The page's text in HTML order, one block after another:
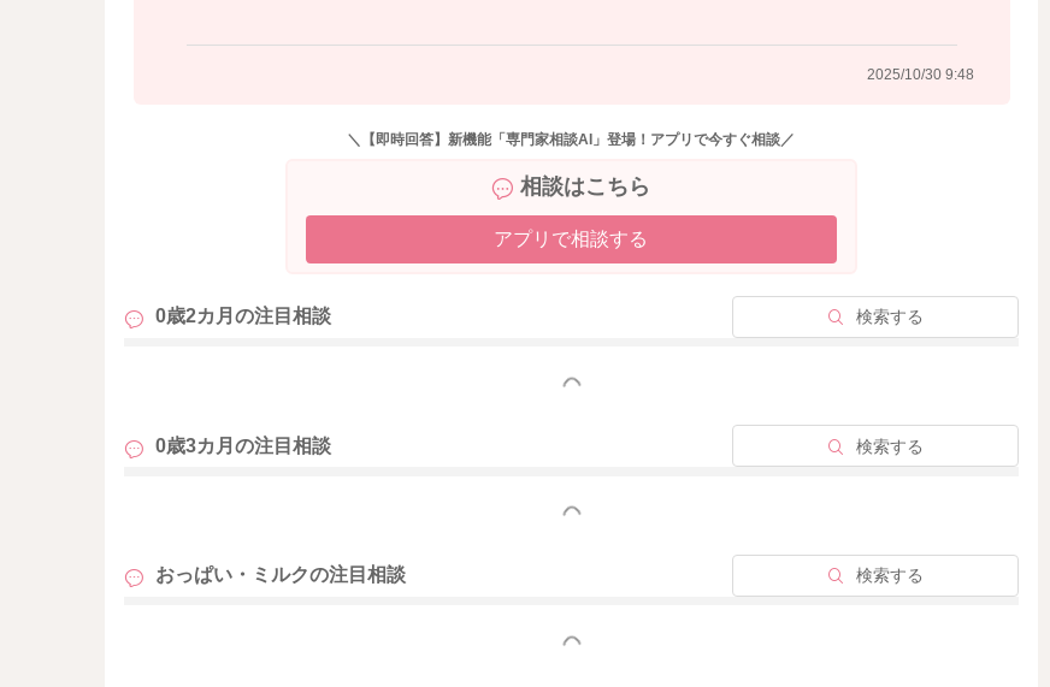
2025/10/30 9:48
＼【即時回答】新機能「専門家相談AI」登場！アプリで今すぐ相談／
相談はこちら
アプリで相談する
0歳2カ月の注目相談 検索する
もっと見る
0歳3カ月の注目相談 検索する
もっと見る
おっぱい・ミルクの注目相談 検索する
もっと見る